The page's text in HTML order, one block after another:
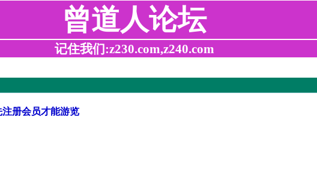
曾道人论坛
记住我们:z230.com,z240.com
册会员才能游览